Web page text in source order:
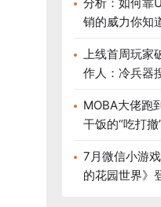
销的威力你知
上线首周玩家
作人：冷兵器
MOBA大佬跑
干饭的“吃打
7月微信小游
的花园世界》